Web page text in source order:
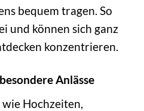
bequem tragen. So
und können sich ganz
konzentrieren.
Anlässe
Hochzeiten,